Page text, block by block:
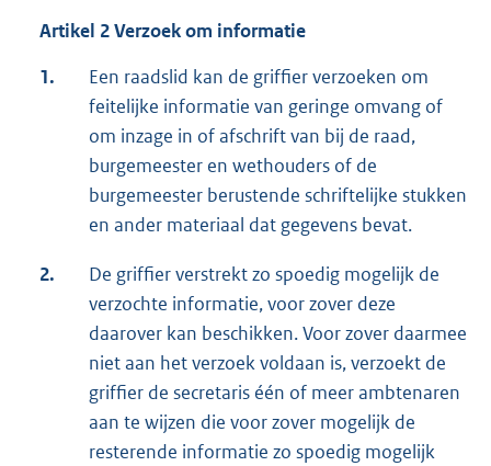
Artikel 2 Verzoek om informatie
1.
Een raadslid kan de griffier verzoeken om
feitelijke informatie van geringe omvang of
om inzage in of afschrift van bij de raad,
burgemeester en wethouders of de
burgemeester berustende schriftelijke stukken
en ander materiaal dat gegevens bevat.
2.
De griffier verstrekt zo spoedig mogelijk de
verzochte informatie, voor zover deze
daarover kan beschikken. Voor zover daarmee
niet aan het verzoek voldaan is, verzoekt de
griffier de secretaris één of meer ambtenaren
aan te wijzen die voor zover mogelijk de
resterende informatie zo spoedig mogelijk